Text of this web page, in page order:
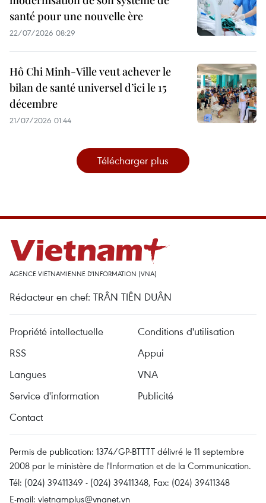
santé pour une nouvelle ère
22/07/2026 08:29
Hô Chi Minh-Ville veut achever le
bilan de santé universel d’ici le 15
décembre
21/07/2026 01:44
Télécharger plus
AGENCE VIETNAMIENNE D'INFORMATION (VNA)
Rédacteur en chef: TRÂN TIÊN DUÂN
Propriété intellectuelle
Conditions d'utilisation
RSS
Appui
Langues
VNA
Service d'information
Publicité
Contact
Permis de publication: 1374/GP-BTTTT délivré le 11 septembre
2008 par le ministère de l'Information et de la Communication.
Tél: (024) 39411349 - (024) 39411348, Fax: (024) 39411348
E-mail: vietnamplus@vnanet.vn